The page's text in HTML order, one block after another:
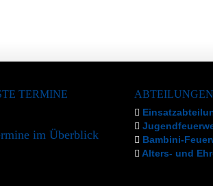
TERMINE
im Überblick
ABTEILUNGEN
Bambini-
Alters- und